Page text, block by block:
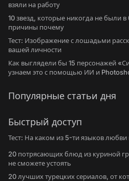
взяли на работу
10 звезд, которые никогда не были
причины почему
Тест: Изображение с лошадьми
вашей личности
Как выглядели бы 15 персонажей
узнаем это с помощью ИИ и
Популярные статьи дня
Быстрый доступ
Тест: На каком из 5-ти языков любви
20 потрясающих блюд из куриной
не сможете устоять
20 лучших турецких сериалов, от